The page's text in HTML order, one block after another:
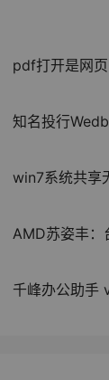
pdf打开是网
知名投行
win7系统共享
AMD苏姿丰：
千峰办公助手